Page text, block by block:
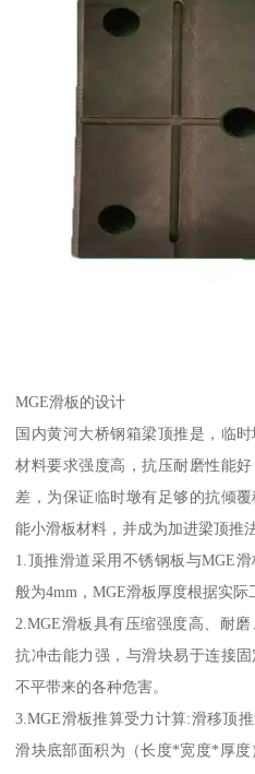
MGE滑板的设计
国内黄河大桥钢箱梁顶推是，临
材料要求强度高，抗压耐磨性能
差，为保证临时墩有足够的抗倾
能小滑板材料，并成为加进梁顶推
1.顶推滑道采用不锈钢板与MGE
般为4mm，MGE滑板厚度根据实际
2.MGE滑板具有压缩强度高、耐
抗冲击能力强，与滑块易于连接
不平带来的各种危害。
3.MGE滑板推算受力计算:滑移顶
滑块底部面积为（长度*宽度*厚